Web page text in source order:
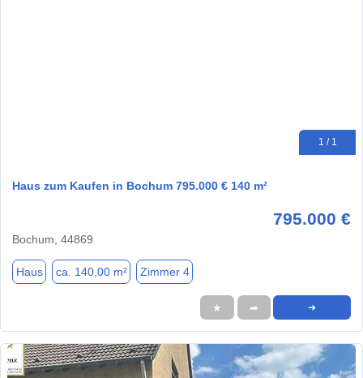
1 / 1
Haus zum Kaufen in Bochum 795.000 € 140 m²
795.000 €
Bochum, 44869
Haus ca. 140,00 m² Zimmer 4
★ ➦ ➜